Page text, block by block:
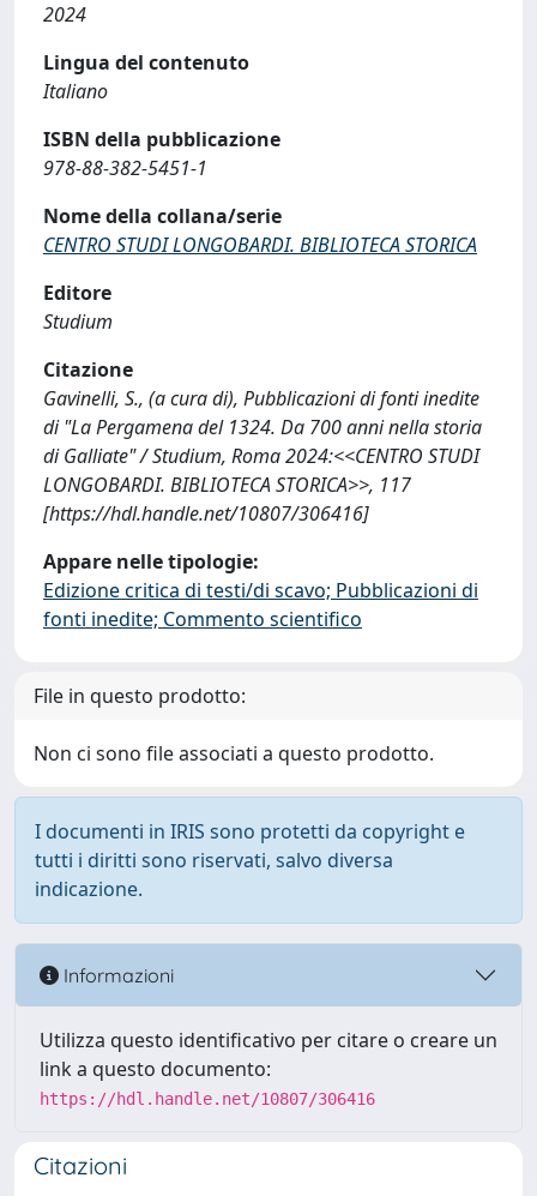
2024
Lingua del contenuto
Italiano
ISBN della pubblicazione
978-88-382-5451-1
Nome della collana/serie
CENTRO STUDI LONGOBARDI. BIBLIOTECA STORICA
Editore
Studium
Citazione
Gavinelli, S., (a cura di), Pubblicazioni di fonti inedite
di "La Pergamena del 1324. Da 700 anni nella storia
di Galliate" / Studium, Roma 2024:<<CENTRO STUDI
LONGOBARDI. BIBLIOTECA STORICA>>, 117
[https://hdl.handle.net/10807/306416]
Appare nelle tipologie:
Edizione critica di testi/di scavo; Pubblicazioni di
fonti inedite; Commento scientifico
File in questo prodotto:
Non ci sono file associati a questo prodotto.
I documenti in IRIS sono protetti da copyright e
tutti i diritti sono riservati, salvo diversa
indicazione.
Informazioni
Utilizza questo identificativo per citare o creare un
link a questo documento:
https://hdl.handle.net/10807/306416
Citazioni